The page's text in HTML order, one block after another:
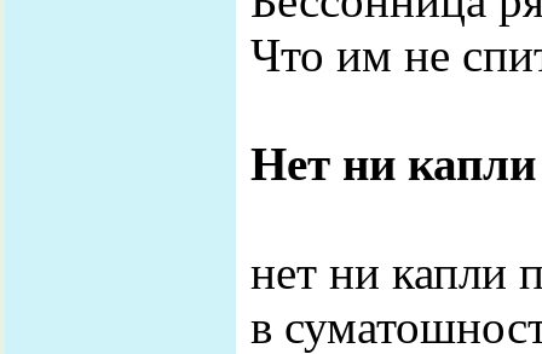
Что им не
Нет ни капли
нет ни капли
в